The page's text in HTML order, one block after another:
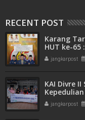
RECENT POST
Karang
HUT ke-
jangkarpost
KAI Divre
jangkarpost